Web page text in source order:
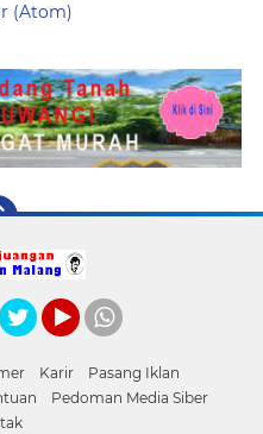
(Atom)
Karir
Pasang Iklan
Pedoman Media Siber